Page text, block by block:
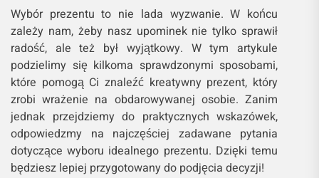
Wybór prezentu to nie lada wyzwanie. W końcu
zależy nam, żeby nasz upominek nie tylko sprawił
radość, ale też był wyjątkowy. W tym artykule
podzielimy się kilkoma sprawdzonymi sposobami,
które pomogą Ci znaleźć kreatywny prezent, który
zrobi wrażenie na obdarowywanej osobie. Zanim
jednak przejdziemy do praktycznych wskazówek,
odpowiedzmy na najczęściej zadawane pytania
dotyczące wyboru idealnego prezentu. Dzięki temu
będziesz lepiej przygotowany do podjęcia decyzji!